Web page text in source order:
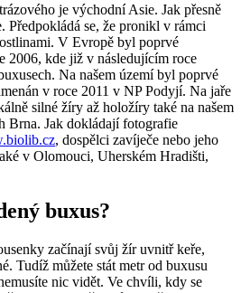
je východní Asie. Jak přesně
Předpokládá se, že pronikl v rámci
V Evropě byl poprvé
2006, kde již v následujícím roce
Na našem území byl poprvé
v roce 2011 v NP Podyjí. Na jaře
silné žíry až holožíry také na našem
Brna. Jak dokládají fotografie
, dospělci zavíječe nebo jeho
v Olomouci, Uherském Hradišti,
buxus?
začínají svůj žír uvnitř keře,
Tudíž můžete stát metr od buxusu
nic vidět. Ve chvíli, kdy se